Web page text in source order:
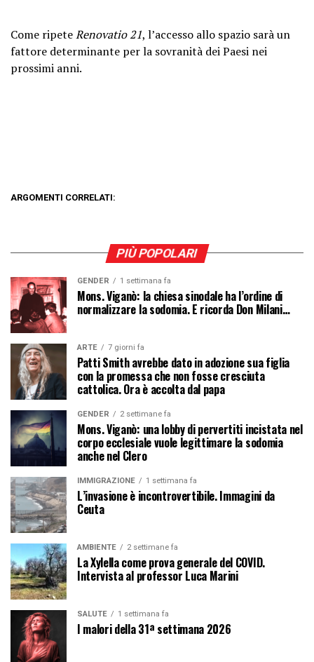
Come ripeteRenovatio 21, l’accesso allo spazio sarà un
fattore determinante per la sovranità dei Paesi nei
prossimi anni.
ARGOMENTI CORRELATI:
PIÙ POPOLARI
GENDER 1 settimana fa
Mons. Viganò: la chiesa sinodale ha l’ordine di
normalizzare la sodomia. E ricorda Don Milani…
ARTE 7 giorni fa
Patti Smith avrebbe dato in adozione sua figlia
con la promessa che non fosse cresciuta
cattolica. Ora è accolta dal papa
GENDER 2 settimane fa
Mons. Viganò: una lobby di pervertiti incistata nel
corpo ecclesiale vuole legittimare la sodomia
anche nel Clero
IMMIGRAZIONE 1 settimana fa
L’invasione è incontrovertibile. Immagini da
Ceuta
AMBIENTE 2 settimane fa
La Xylella come prova generale del COVID.
Intervista al professor Luca Marini
SALUTE 1 settimana fa
I malori della 31ª settimana 2026